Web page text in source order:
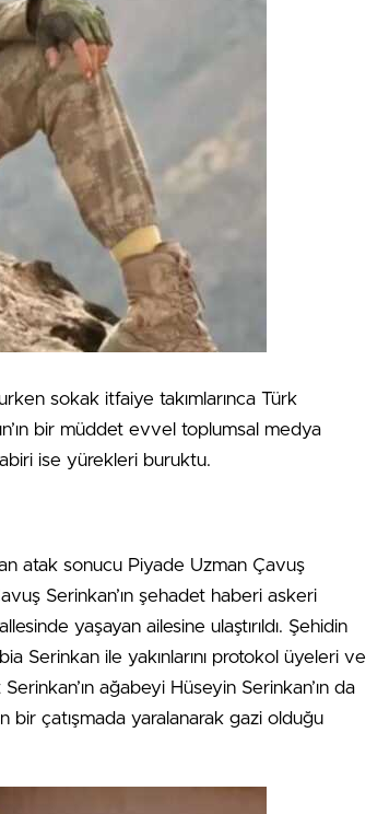
sokak itfaiye takımlarınca Türk
bir müddet evvel toplumsal medya
tabiri ise yürekleri buruktu.
atak sonucu Piyade Uzman Çavuş
Serinkan’ın şehadet haberi askeri
yaşayan ailesine ulaştırıldı. Şehidin
Serinkan ile yakınlarını protokol üyeleri ve
ağabeyi Hüseyin Serinkan’ın da
bir çatışmada yaralanarak gazi olduğu